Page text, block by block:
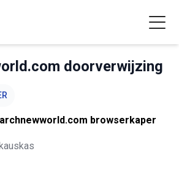
doorverwijzing
browserkaper